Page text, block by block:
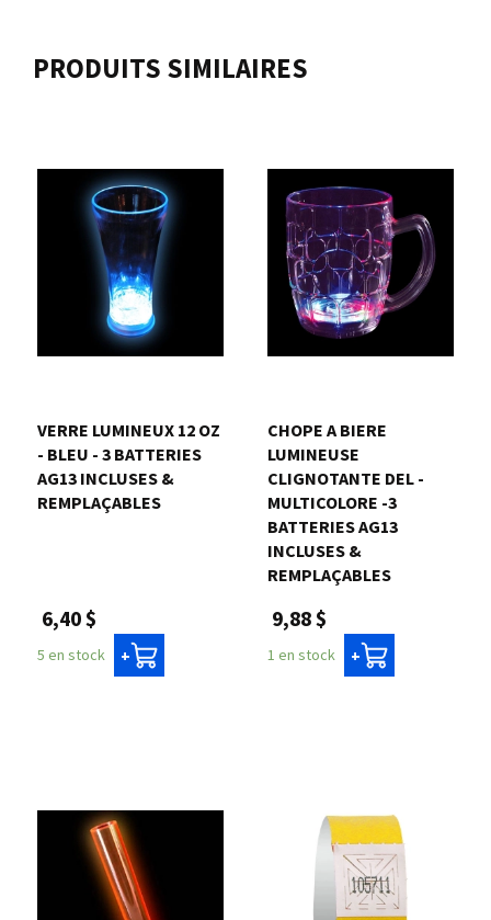
PRODUITS SIMILAIRES
VERRE LUMINEUX 12 OZ
- BLEU - 3 BATTERIES
AG13 INCLUSES &
REMPLAÇABLES
6,40 $
5 en stock +
CHOPE A BIERE
LUMINEUSE
CLIGNOTANTE DEL -
MULTICOLORE -3
BATTERIES AG13
INCLUSES &
REMPLAÇABLES
9,88 $
1 en stock +